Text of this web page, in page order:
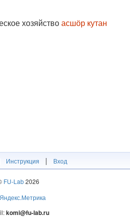
хозяйствоасшӧр кутан
Инструкция | Вход
FU-Lab2026
komi@fu-lab.ru